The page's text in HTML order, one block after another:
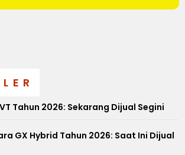
Tahun 2026: Sekarang Dijual Segini
GX Hybrid Tahun 2026: Saat Ini Dijual